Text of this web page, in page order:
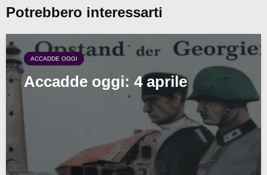
Potrebbero interessarti
ACCADDE OGGI
Accadde oggi: 4 aprile